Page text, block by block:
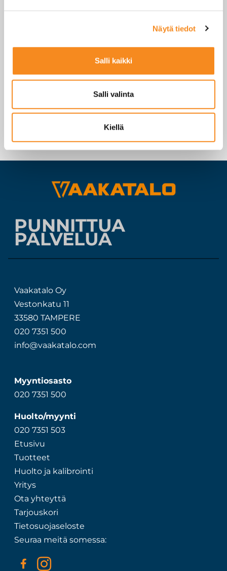
Näytä tiedot
Salli kaikki
Salli valinta
Kiellä
PUNNITTUA
PALVELUA
Vaakatalo Oy
Vestonkatu 11
33580 TAMPERE
020 7351 500
info@vaakatalo.com
Myyntiosasto
020 7351 500
Huolto/myynti
020 7351 503
Etusivu
Tuotteet
Huolto ja kalibrointi
Yritys
Ota yhteyttä
Tarjouskori
Tietosuojaseloste
Seuraa meitä somessa: